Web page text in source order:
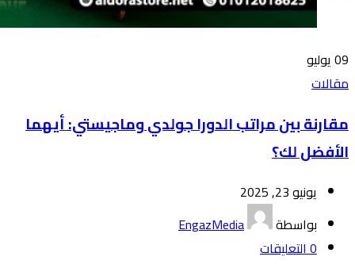
09يوليو
مقالات
مقارنة بين مراتب الدورا جولدي وماجيستي: أيهما
الأفضل لك؟
يونيو 23, 2025
بواسطة
EngazMedia
0التعليقات